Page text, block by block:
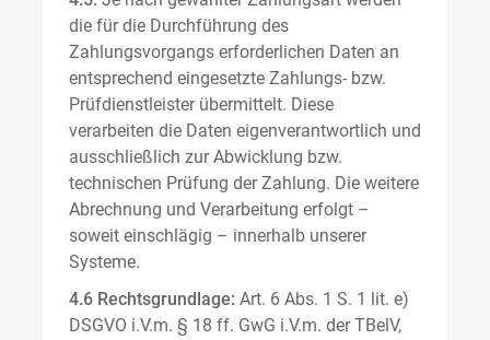
die für die Durchführung des
Zahlungsvorgangs erforderlichen Daten an
entsprechend eingesetzte Zahlungs- bzw.
Prüfdienstleister übermittelt. Diese
verarbeiten die Daten eigenverantwortlich und
ausschließlich zur Abwicklung bzw.
technischen Prüfung der Zahlung. Die weitere
Abrechnung und Verarbeitung erfolgt –
soweit einschlägig – innerhalb unserer
Systeme.
4.6 Rechtsgrundlage: Art. 6 Abs. 1 S. 1 lit. e)
DSGVO i.V.m. § 18 ff. GwG i.V.m. der TBelV,